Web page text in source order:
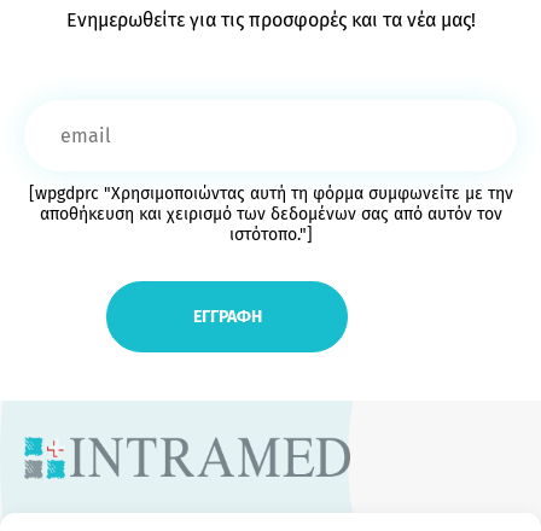
Ενημερωθείτε για τις προσφορές και τα νέα μας!
[wpgdprc "Χρησιμοποιώντας αυτή τη φόρμα συμφωνείτε με την
αποθήκευση και χειρισμό των δεδομένων σας από αυτόν τον
ιστότοπο."]